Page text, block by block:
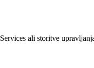
ali storitve